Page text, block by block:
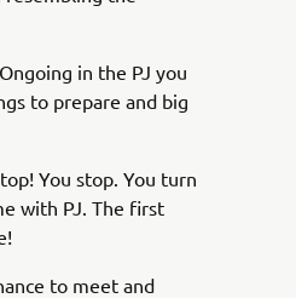
in the PJ you
to prepare and big
You stop. You turn
with PJ. The first
to meet and